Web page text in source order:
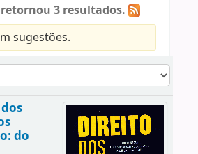
3 resultados.
sugestões.
do